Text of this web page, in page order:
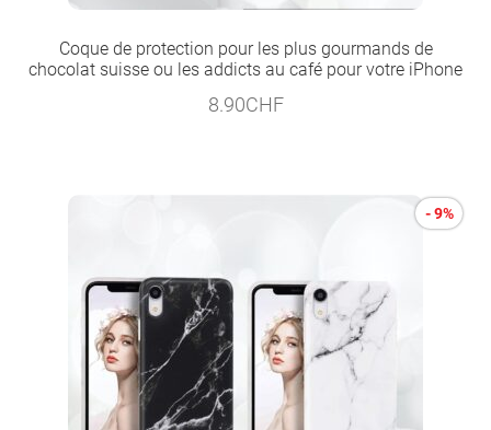
Coque de protection pour les plus gourmands de
chocolat suisse ou les addicts au café pour votre iPhone
8.90CHF
- 9%